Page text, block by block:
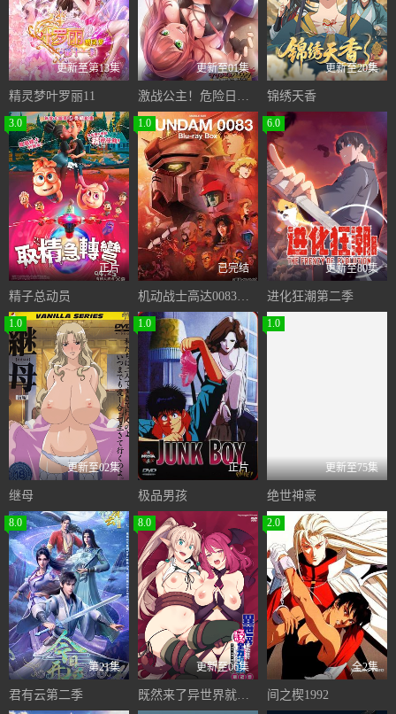
更新至第13集
精灵梦叶罗丽11
更新至01集
激战公主！危险日受孕的羞耻之战！
更新至20集
锦绣天香
3.0
正片
精子总动员
1.0
已完结
机动战士高达0083星尘的回忆
6.0
更新至80集
进化狂潮第二季
1.0
更新至02集
继母
1.0
正片
极品男孩
1.0
更新至75集
绝世神豪
8.0
第21集
君有云第二季
8.0
更新至06集
既然来了异世界就用色批技能来全力讴歌
2.0
全2集
间之楔1992